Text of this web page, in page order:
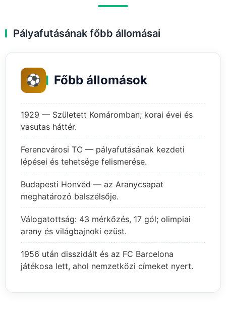
Pályafutásának főbb állomásai
⚽ Főbb állomások
1929 — Született Komáromban; korai évei és
vasutas háttér.
Ferencvárosi TC — pályafutásának kezdeti
lépései és tehetsége felismerése.
Budapesti Honvéd — az Aranycsapat
meghatározó balszélsője.
Válogatottság: 43 mérkőzés, 17 gól; olimpiai
arany és világbajnoki ezüst.
1956 után disszidált és az FC Barcelona
játékosa lett, ahol nemzetközi címeket nyert.